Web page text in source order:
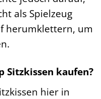
als Spielzeug
herumklettern, um
Sitzkissen kaufen?
hier in